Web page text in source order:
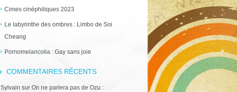
Cimes cinéphiliques 2023
Le labyrinthe des ombres : Limbo de Soi
Cheang
Pornomelancolia : Gay sans joie
COMMENTAIRES RÉCENTS
Sylvain sur On ne parlera pas de Ozu :